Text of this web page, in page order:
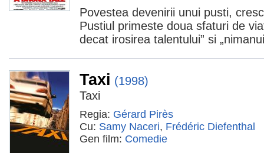
Povestea devenirii unui pusti,
Pustiul primeste doua sfaturi de
decat irosirea talentului” si
Taxi (1998)
Taxi
Regia: Gérard Pirès
Cu: Samy Naceri, Frédéric Diefenthal
Gen film: Comedie